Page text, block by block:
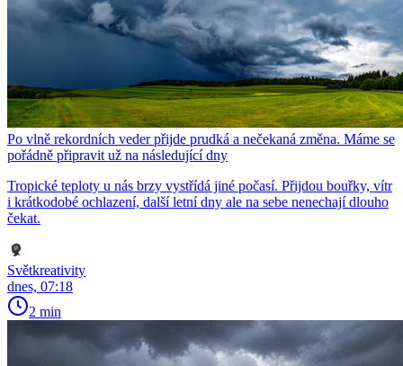
Po vlně rekordních veder přijde prudká a nečekaná změna. Máme se
pořádně připravit už na následující dny
Tropické teploty u nás brzy vystřídá jiné počasí. Přijdou bouřky, vítr
i krátkodobé ochlazení, další letní dny ale na sebe nenechají dlouho
čekat.
Světkreativity
dnes, 07:18
2 min